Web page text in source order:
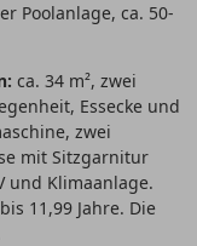
Poolanlage, ca. 50-
ca. 34 m², zwei
Essecke und
zwei
mit Sitzgarnitur
und Klimaanlage.
11,99 Jahre. Die